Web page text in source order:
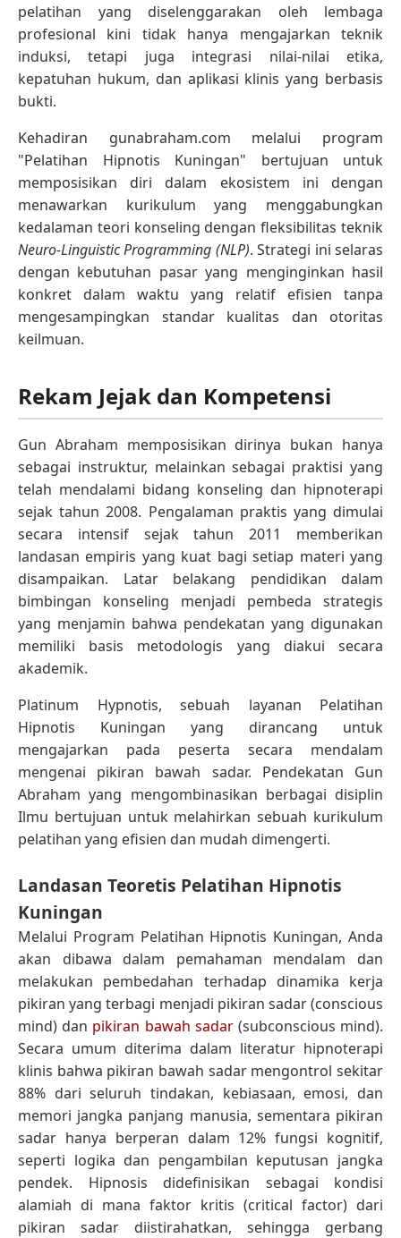
pelatihan yang diselenggarakan oleh lembaga
profesional kini tidak hanya mengajarkan teknik
induksi, tetapi juga integrasi nilai-nilai etika,
kepatuhan hukum, dan aplikasi klinis yang berbasis
bukti.
Kehadiran gunabraham.com melalui program
"Pelatihan Hipnotis Kuningan" bertujuan untuk
memposisikan diri dalam ekosistem ini dengan
menawarkan kurikulum yang menggabungkan
kedalaman teori konseling dengan fleksibilitas teknik
Neuro-Linguistic Programming (NLP). Strategi ini selaras
dengan kebutuhan pasar yang menginginkan hasil
konkret dalam waktu yang relatif efisien tanpa
mengesampingkan standar kualitas dan otoritas
keilmuan.
Rekam Jejak dan Kompetensi
Gun Abraham memposisikan dirinya bukan hanya
sebagai instruktur, melainkan sebagai praktisi yang
telah mendalami bidang konseling dan hipnoterapi
sejak tahun 2008. Pengalaman praktis yang dimulai
secara intensif sejak tahun 2011 memberikan
landasan empiris yang kuat bagi setiap materi yang
disampaikan. Latar belakang pendidikan dalam
bimbingan konseling menjadi pembeda strategis
yang menjamin bahwa pendekatan yang digunakan
memiliki basis metodologis yang diakui secara
akademik.
Platinum Hypnotis, sebuah layanan Pelatihan
Hipnotis Kuningan yang dirancang untuk
mengajarkan pada peserta secara mendalam
mengenai pikiran bawah sadar. Pendekatan Gun
Abraham yang mengombinasikan berbagai disiplin
Ilmu bertujuan untuk melahirkan sebuah kurikulum
pelatihan yang efisien dan mudah dimengerti.
Landasan Teoretis Pelatihan Hipnotis
Kuningan
Melalui Program Pelatihan Hipnotis Kuningan, Anda
akan dibawa dalam pemahaman mendalam dan
melakukan pembedahan terhadap dinamika kerja
pikiran yang terbagi menjadi pikiran sadar (conscious
mind) dan pikiran bawah sadar(subconscious mind).
Secara umum diterima dalam literatur hipnoterapi
klinis bahwa pikiran bawah sadar mengontrol sekitar
88% dari seluruh tindakan, kebiasaan, emosi, dan
memori jangka panjang manusia, sementara pikiran
sadar hanya berperan dalam 12% fungsi kognitif,
seperti logika dan pengambilan keputusan jangka
pendek. Hipnosis didefinisikan sebagai kondisi
alamiah di mana faktor kritis (critical factor) dari
pikiran sadar diistirahatkan, sehingga gerbang